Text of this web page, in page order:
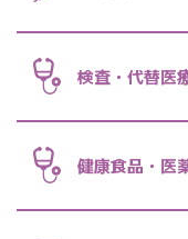
検査・代替医
健康食品・ 医